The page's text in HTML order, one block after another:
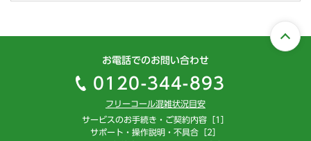
お電話でのお問い合わせ
0120-344-893
フリーコール混雑状況目安
サービスのお手続き・ご契約内容［1］
サポート・操作説明・不具合［2］